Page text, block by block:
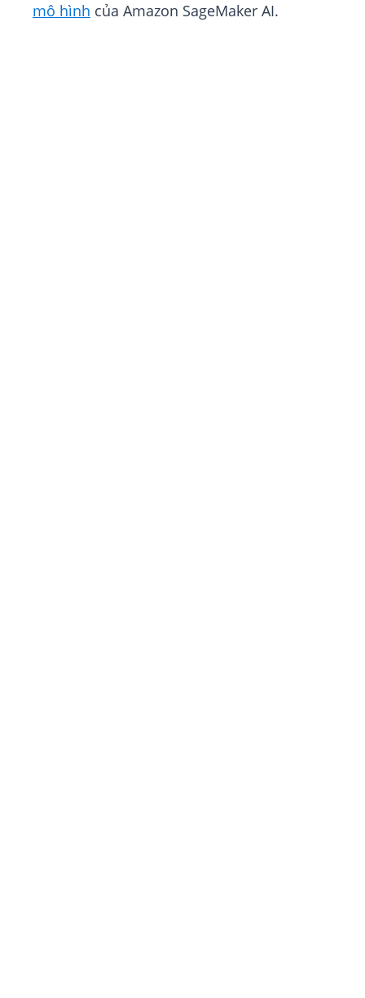
mô hình của Amazon SageMaker AI.